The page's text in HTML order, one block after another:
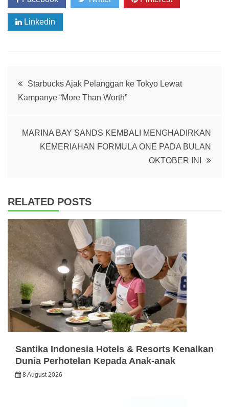
Linkedin
Post
navigation
Starbucks Ajak Pelanggan ke Tokyo Lewat
Kampanye “More Than Worth”
MARINA BAY SANDS KEMBALI MENGHADIRKAN
KEMERIAHAN FORMULA ONE PADA BULAN
OKTOBER INI
RELATED POSTS
Santika Indonesia Hotels & Resorts Kenalkan
Dunia Perhotelan Kepada Anak-anak
8 August 2026